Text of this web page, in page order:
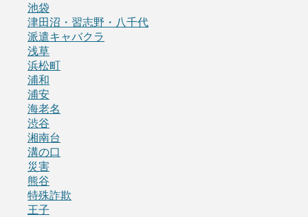
池袋
津田沼・習志野・八千代
派遣キャバクラ
浅草
浜松町
浦和
浦安
海老名
渋谷
湘南台
溝の口
災害
熊谷
特殊詐欺
王子